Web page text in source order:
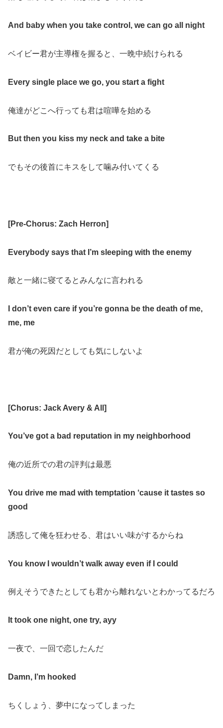
And baby when you take control, we can go all night
ベイビー君が主導権を握ると、一晩中続けられる
Every single place we go, you start a fight
俺達がどこへ行っても君は喧嘩を始める
But then you kiss my neck and take a bite
でもその後首にキスをして噛み付いてくる
[Pre-Chorus: Zach Herron]
Everybody says that I’m sleeping with the enemy
敵と一緒に寝てるとみんなに言われる
I don’t even care if you’re gonna be the death of me,
me, me
君が俺の死因だとしても気にしないよ
[Chorus: Jack Avery & All ]
You’ve got a bad reputation in my neighborhood
俺の近所での君の評判は最悪
You drive me mad with temptation ‘cause it tastes so
good
誘惑して俺を狂わせる、君はいい味がするからね
You know I wouldn’t walk away even if I could
例えそうできたとしても君から離れないとわかってるだろ
It took one night, one try, ayy
一夜で、一回で恋したんだ
Damn, I’m hooked
ちくしょう、夢中になってしまった